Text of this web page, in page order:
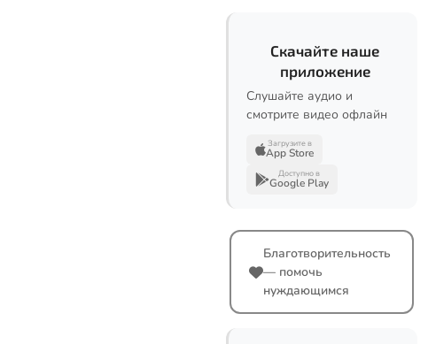
Скачайте наше
приложение
Слушайте аудио и
смотрите видео офлайн
Загрузите в
App Store
Доступно в
Google Play
Благотворительность
— помочь
нуждающимся